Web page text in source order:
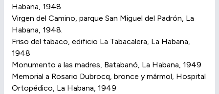
Habana, 1948
Virgen del Camino, parque San Miguel del Padrón, La
Habana, 1948.
Friso del tabaco, edificio La Tabacalera, La Habana,
1948
Monumento a las madres, Batabanó, La Habana, 1949
Memorial a Rosario Dubrocq, bronce y mármol, Hospital
Ortopédico, La Habana, 1949